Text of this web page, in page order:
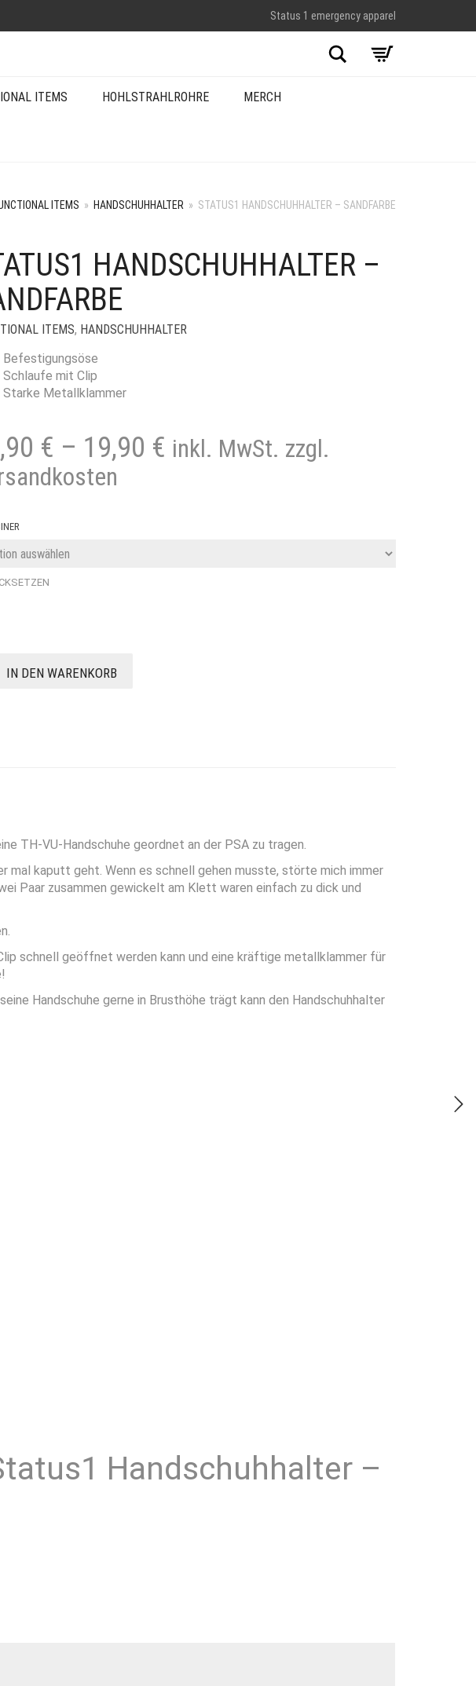
Status 1 emergency apparel
Suche
ITEMS HOHLSTRAHLROHRE MERCH
ITEMS » HANDSCHUHHALTER » STATUS1 HANDSCHUHHALTER – SANDFARBE
HANDSCHUHHALTER –
ITEMS, HANDSCHUHHALTER
Befestigungsöse
Schlaufe mit Clip
Starke Metallklammer
€ – 19,90 € inkl. MwSt. zzgl.
IN DEN WARENKORB
TH-VU-Handschuhe geordnet an der PSA zu tragen.
mal kaputt geht. Wenn es schnell gehen musste, störte mich immer
Paar zusammen gewickelt am Klett waren einfach zu dick und
schnell geöffnet werden kann und eine kräftige metallklammer für
Handschuhe gerne in Brusthöhe trägt kann den Handschuhhalter
Handschuhhalter –